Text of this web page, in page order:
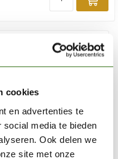
cookies
en advertenties te
media te bieden
Ook delen we
site met onze